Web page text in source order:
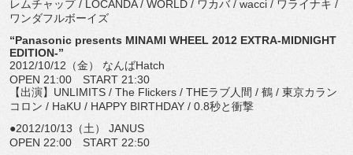
レムチャップ / LOCANDA / WORLD / ワカバ / wacci / ワライナキ /
ワンダフルボーイズ
“Panasonic presents MINAMI WHEEL 2012 EXTRA-MIDNIGHT
EDITION-”
2012/10/12（金） なんばHatch
OPEN 21:00 START 21:30
【出演】UNLIMITS / The Flickers / THEラブ人間 / 鶴 / 東京カラン
コロン / HaKU / HAPPY BIRTHDAY / 0.8秒と衝撃
●2012/10/13（土） JANUS
OPEN 22:00 START 22:50